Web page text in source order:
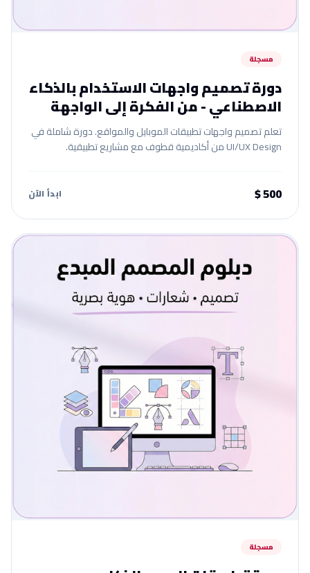
مسجلة
دورة تصميم واجهات الاستخدام بالذكاء
الاصطناعي - من الفكرة إلى الواجهة
تعلم تصميم واجهات تطبيقات الموبايل والمواقع. دورة شاملة في
UI/UX Design من أكاديمية قطوف مع مشاريع تطبيقية.
500 $ ابدأ الآن
مسجلة